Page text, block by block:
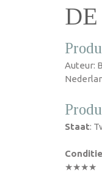
Auteur:
Staat:
Conditie
★★★★